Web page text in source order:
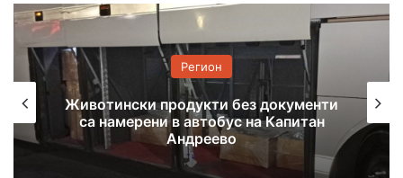
Регион
Животински продукти без документи
са намерени в автобус на Капитан
Андреево